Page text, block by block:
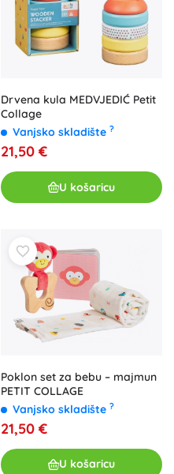
Drvena kula MEDVJEDIĆ Petit
Collage
Vanjsko skladište ?
21,50 €
U košaricu
Poklon set za bebu – majmun
PETIT COLLAGE
Vanjsko skladište ?
21,50 €
U košaricu